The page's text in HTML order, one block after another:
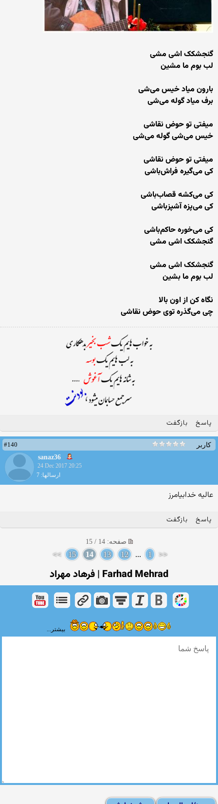
گنجشکک اشی مشی
لب بوم ما مشین
بارون میاد خیس می‌شی
برف میاد گوله می‌شی
میفتی تو حوض نقاشی
خیس می‌شی گوله می‌شی
میفتی تو حوض نقاشی
کی می‌گیره فراش‌باشی
کی می‌کشه قصاب‌باشی
کی می‌پزه آشپزباشی
کی می‌خوره حاکم‌باشی
گنجشکک اشی مشی
گنجشکک اشی مشی
لب بوم ما بشین
نگاه کن از اون بالا
چی می‌گذره توی حوض نقاشی
پاسخ بازگفت
کاربر
#140
sanaz36
24 Dec 2017 20:25
ارسالها: 7
عالیه خدابیامرز
پاسخ بازگفت
صفحه: 14 / 15
<<
1
...
12
13
14
15
>>
Farhad Mehrad | فرهاد مهراد
بیشتر...